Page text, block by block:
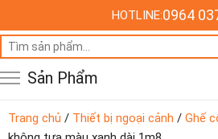
HOTLINE:0964
Sản Phẩm
Trang chủ / Thiết bị ngoại cảnh / Ghế